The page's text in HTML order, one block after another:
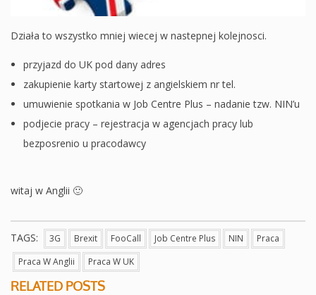
Działa to wszystko mniej wiecej w nastepnej kolejnosci.
przyjazd do UK pod dany adres
zakupienie karty startowej z angielskiem nr tel.
umuwienie spotkania w Job Centre Plus – nadanie tzw. NIN’u
podjecie pracy – rejestracja w agencjach pracy lub
bezposrenio u pracodawcy
witaj w Anglii 🙂
TAGS: 3G Brexit FooCall Job Centre Plus NIN
Praca
Praca W Anglii
Praca W UK
RELATED POSTS